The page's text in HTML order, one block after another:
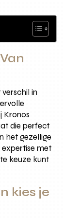
in
Kronos
die perfect
het gezellige
met
keuze kunt
kies je